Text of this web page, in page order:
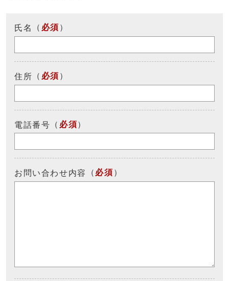
氏名 （ 必須 ）
住所 （ 必須 ）
電話番号 （ 必須）
お問い合わせ内容 （ 必須 ）